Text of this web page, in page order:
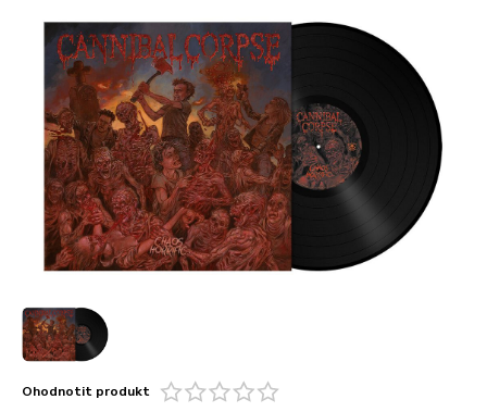
Ohodnotit produkt